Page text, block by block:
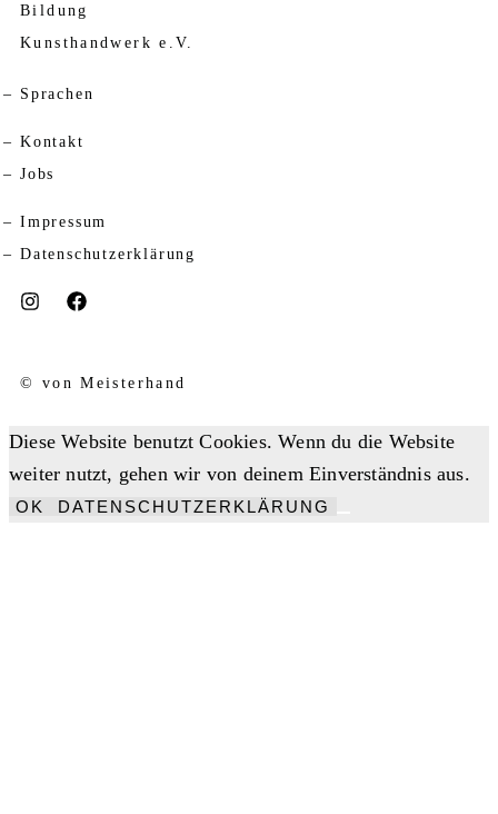
Bildung
Kunsthandwerk e.V.
Sprachen
Kontakt
Jobs
Impressum
Datenschutzerklärung
© von Meisterhand
Diese Website benutzt Cookies. Wenn du die Website
weiter nutzt, gehen wir von deinem Einverständnis aus.
OK DATENSCHUTZERKLÄRUNG